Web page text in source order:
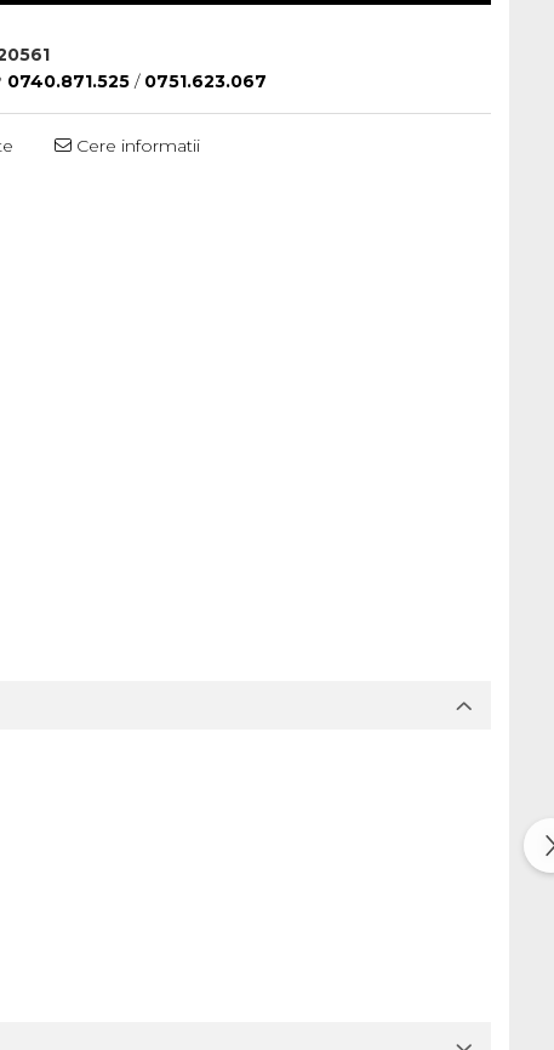
0740.871.525 / 0751.623.067
Cere informatii